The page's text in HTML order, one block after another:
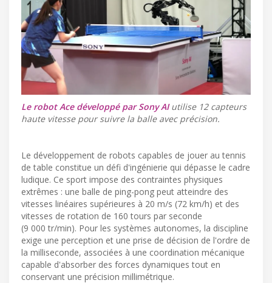
Le robot Ace développé par Sony AIutilise 12 capteurs
haute vitesse pour suivre la balle avec précision.
Le développement de robots capables de jouer au tennis
de table constitue un défi d'ingénierie qui dépasse le cadre
ludique. Ce sport impose des contraintes physiques
extrêmes : une balle de ping-pong peut atteindre des
vitesses linéaires supérieures à 20 m/s (72 km/h) et des
vitesses de rotation de 160 tours par seconde
(9 000 tr/min). Pour les systèmes autonomes, la discipline
exige une perception et une prise de décision de l'ordre de
la milliseconde, associées à une coordination mécanique
capable d'absorber des forces dynamiques tout en
conservant une précision millimétrique.